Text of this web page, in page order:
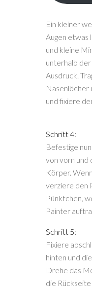
Ein kleiner
Augen etwas
und kleine
unterhalb
Ausdruck.
Nasenlöcher
und fixiere
Schritt 4:
Befestige
von vorn und
Körper.
verziere den
Pünktchen,
Painter
Schritt 5:
Fixiere
hinten und
Drehe das
die